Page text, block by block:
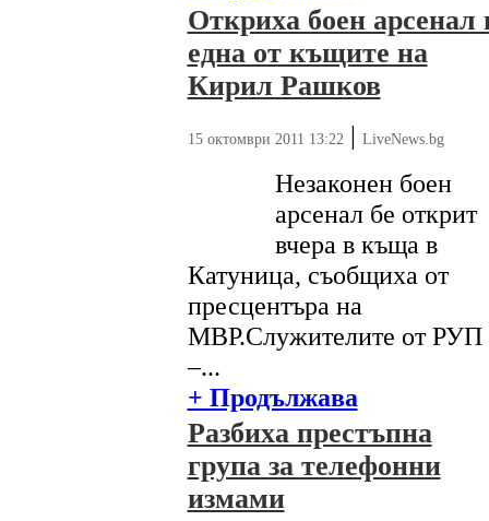
Откриха боен арсенал
една от къщите на
Кирил Рашков
15 октомври 2011 13:22 | LiveNews.bg
Незаконен боен
арсенал бе открит
вчера в къща в
Катуница, съобщиха от
пресцентъра на
МВР.Служителите от РУП
–...
+ Продължава
Разбиха престъпна
група за телефонни
измами